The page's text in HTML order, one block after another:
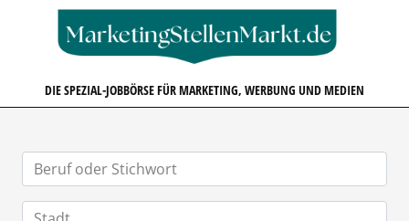
DIE SPEZIAL-JOBBÖRSE FÜR MARKETING, WERBUNG UND MEDIEN